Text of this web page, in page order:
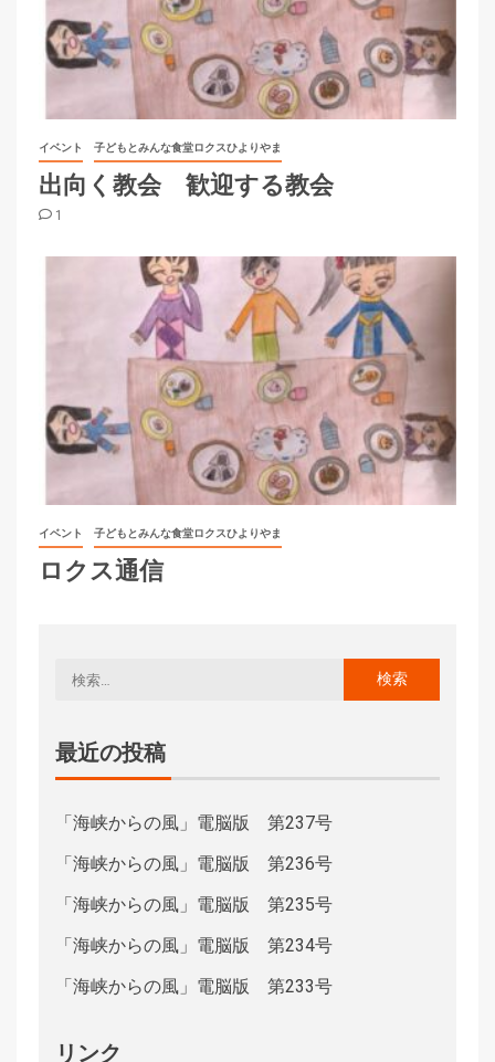
イベント 子どもとみんな食堂ロクスひよりやま
出向く教会 歓迎する教会
1
イベント 子どもとみんな食堂ロクスひよりやま
ロクス通信
最近の投稿
「海峡からの風」電脳版 第237号
「海峡からの風」電脳版 第236号
「海峡からの風」電脳版 第235号
「海峡からの風」電脳版 第234号
「海峡からの風」電脳版 第233号
リンク